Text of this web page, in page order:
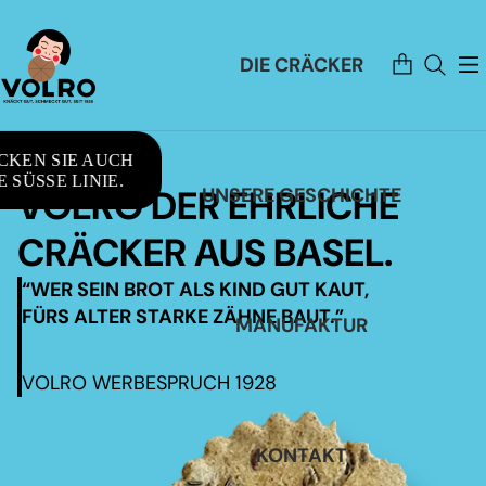
DIE CRÄCKER
UNSERE GESCHICHTE
MANUFAKTUR
KONTAKT
Artikel
im
Warenkorb
SIE AUCH
SÜSSE LINIE.
VOLRO DER EHRLICHE
CRÄCKER AUS BASEL.
“WER SEIN BROT ALS KIND GUT KAUT,
FÜRS ALTER STARKE ZÄHNE BAUT.”
VOLRO WERBESPRUCH 1928